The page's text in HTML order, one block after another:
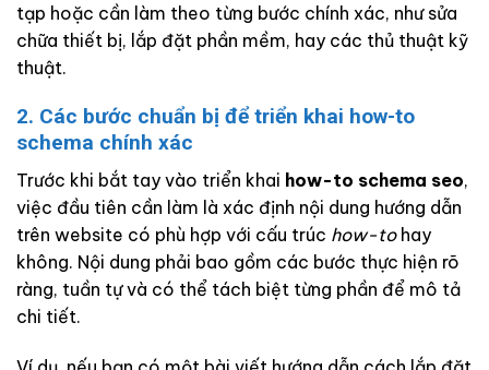
tạp hoặc cần làm theo từng bước chính xác, như sửa
chữa thiết bị, lắp đặt phần mềm, hay các thủ thuật kỹ
thuật.
2. Các bước chuẩn bị để triển khai how-to
schema chính xác
Trước khi bắt tay vào triển khai how-to schema seo,
việc đầu tiên cần làm là xác định nội dung hướng dẫn
trên website có phù hợp với cấu trúc how-tohay
không. Nội dung phải bao gồm các bước thực hiện rõ
ràng, tuần tự và có thể tách biệt từng phần để mô tả
chi tiết.